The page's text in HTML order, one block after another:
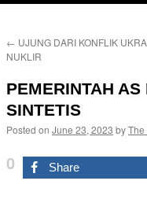
← UJUNG DARI KONFLIK
NUKLIR
PEMERINTAH
SINTETIS
Posted on June 23, 2023 byThe
0 Share